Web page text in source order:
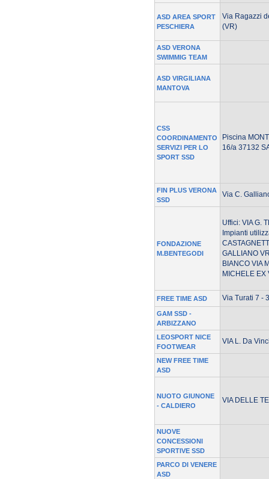
ASD AREA SPORT
PESCHIERA
Via Ragazzi
(VR)
ASD VERONA
SWIMMIG TEAM
ASD VIRGILIANA
MANTOVA
CSS
COORDINAMENTO
SERVIZI PER LO
SPORT SSD
Piscina
16/a 37132
FIN PLUS VERONA
SSD
Via C.
FONDAZIONE
M.BENTEGODI
Uffici: VIA G.
Impianti
GALLIANO
BIANCO VIA
MICHELE EX
FREE TIME ASD Via Turati 7 -
GAM SSD -
ARBIZZANO
LEOSPORT NICE
FOOTWEAR
VIA L. Da
NEW FREE TIME
ASD
NUOTO GIUNONE
- CALDIERO
VIA DELLE
NUOVE
CONCESSIONI
SPORTIVE SSD
PARCO DI VENERE
ASD